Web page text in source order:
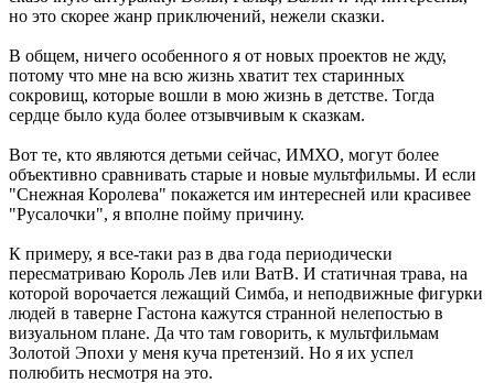
но это скорее жанр приключений, нежели сказки.
В общем, ничего особенного я от новых проектов не жду,
потому что мне на всю жизнь хватит тех старинных
сокровищ, которые вошли в мою жизнь в детстве. Тогда
сердце было куда более отзывчивым к сказкам.
Вот те, кто являются детьми сейчас, ИМХО, могут более
объективно сравнивать старые и новые мультфильмы. И если
"Снежная Королева" покажется им интересней или красивее
"Русалочки", я вполне пойму причину.
К примеру, я все-таки раз в два года периодически
пересматриваю Король Лев или ВатВ. И статичная трава, на
которой ворочается лежащий Симба, и неподвижные фигурки
людей в таверне Гастона кажутся странной нелепостью в
визуальном плане. Да что там говорить, к мультфильмам
Золотой Эпохи у меня куча претензий. Но я их успел
полюбить несмотря на это.